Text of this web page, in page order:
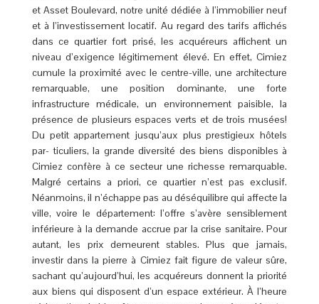
et Asset Boulevard, notre unité dédiée à l’immobilier neuf
et à l’investissement locatif. Au regard des tarifs affichés
dans ce quartier fort prisé, les acquéreurs affichent un
niveau d’exigence légitimement élevé. En effet, Cimiez
cumule la proximité avec le centre-ville, une architecture
remarquable, une position dominante, une forte
infrastructure médicale, un environnement paisible, la
présence de plusieurs espaces verts et de trois musées!
Du petit appartement jusqu’aux plus prestigieux hôtels
par- ticuliers, la grande diversité des biens disponibles à
Cimiez confère à ce secteur une richesse remarquable.
Malgré certains a priori, ce quartier n’est pas exclusif.
Néanmoins, il n’échappe pas au déséquilibre qui affecte la
ville, voire le département: l’offre s’avère sensiblement
inférieure à la demande accrue par la crise sanitaire. Pour
autant, les prix demeurent stables. Plus que jamais,
investir dans la pierre à Cimiez fait figure de valeur sûre,
sachant qu’aujourd’hui, les acquéreurs donnent la priorité
aux biens qui disposent d’un espace extérieur. À l’heure